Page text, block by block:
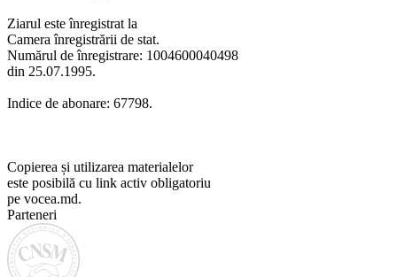
Ziarul este înregistrat la
Camera înregistrării de stat.
Numărul de înregistrare: 1004600040498
din 25.07.1995.
Indice de abonare: 67798.
Copierea și utilizarea materialelor
este posibilă cu link activ obligatoriu
pe vocea.md.
Parteneri